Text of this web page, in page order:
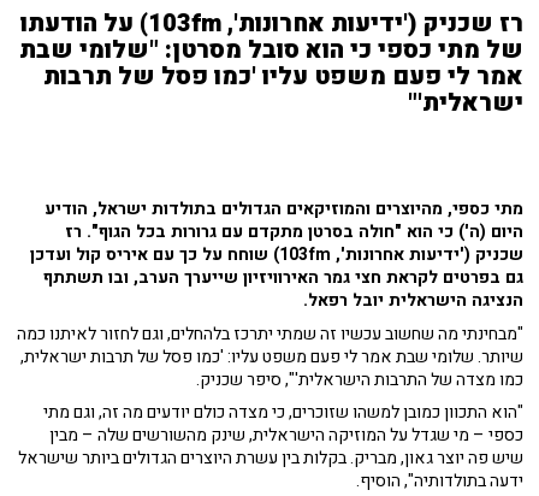
רז שכניק ('ידיעות אחרונות', 103fm) על הודעתו
של מתי כספי כי הוא סובל מסרטן: "שלומי שבת
אמר לי פעם משפט עליו 'כמו פסל של תרבות
ישראלית'"
מתי כספי, מהיוצרים והמוזיקאים הגדולים בתולדות ישראל, הודיע
היום (ה') כי הוא "חולה בסרטן מתקדם עם גרורות בכל הגוף". רז
שכניק ('ידיעות אחרונות', 103fm) שוחח על כך עם איריס קול ועדכן
גם בפרטים לקראת חצי גמר האירוויזיון שייערך הערב, ובו תשתתף
הנציגה הישראלית יובל רפאל.
"מבחינתי מה שחשוב עכשיו זה שמתי יתרכז בלהחלים, וגם לחזור לאיתנו כמה
שיותר. שלומי שבת אמר לי פעם משפט עליו: 'כמו פסל של תרבות ישראלית,
כמו מצדה של התרבות הישראלית'", סיפר שכניק.
"הוא התכוון כמובן למשהו שזוכרים, כי מצדה כולם יודעים מה זה, וגם מתי
כספי – מי שגדל על המוזיקה הישראלית, שינק מהשורשים שלה – מבין
שיש פה יוצר גאון, מבריק. בקלות בין עשרת היוצרים הגדולים ביותר שישראל
ידעה בתולדותיה", הוסיף.